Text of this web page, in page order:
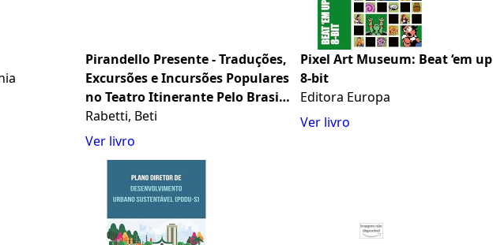
Pirandello Presente - Traduções,
Excursões e Incursões Populares
no Teatro Itinerante Pelo Brasil
dos Anos 1920
Rabetti, Beti
Ver livro
Pixel Art Museum: Beat ‘em up
8-bit
Editora Europa
Ver livro